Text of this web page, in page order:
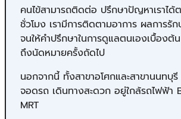
คนไข้สามารถติดต่อ ปรึกษาปัญ​หาเราไ
ชั่วโมง เรามีการติดตามอาการ ผลการรั
จนให้คำปรึกษาในการดูแลตนเองเบื้องต้
ถึงนัดหมายครั้งถัดไป
นอกจากนี้ ทั้งสาขาอโศกและสาขานนทบุ
จอดรถ เดินทางสะดวก อยู่ใกล้รถไฟฟ้า
MRT